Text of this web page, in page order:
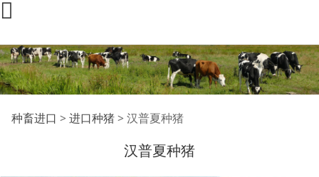
汉普夏种猪
种畜进口 > 进口种猪> 汉普夏种猪
汉普夏种猪